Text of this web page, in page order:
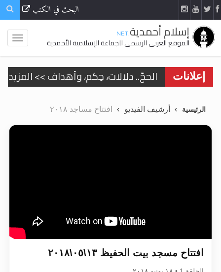
البحث في الكتب
إسلام أحمدية.NET
الموقع العربي الرسمي للجماعة الإسلامية الأحمدية
إعلانات
الحجّ.. دلالات، حِكم، وأهداف >> المزيد
اقرأ هذا المقال في أهمية عيد
اقرأ هذا الكتاب وتعرّف على حقيقة
الرئيسية أرشيف الفيديو افتتاح مساجد ٢٠١٨
افتتاح مسجد بيت الحفيظ ١٣\٠٥\٢٠١٨